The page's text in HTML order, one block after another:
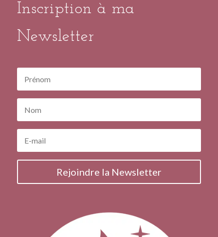
Inscription à ma
Newsletter
Rejoindre la Newsletter